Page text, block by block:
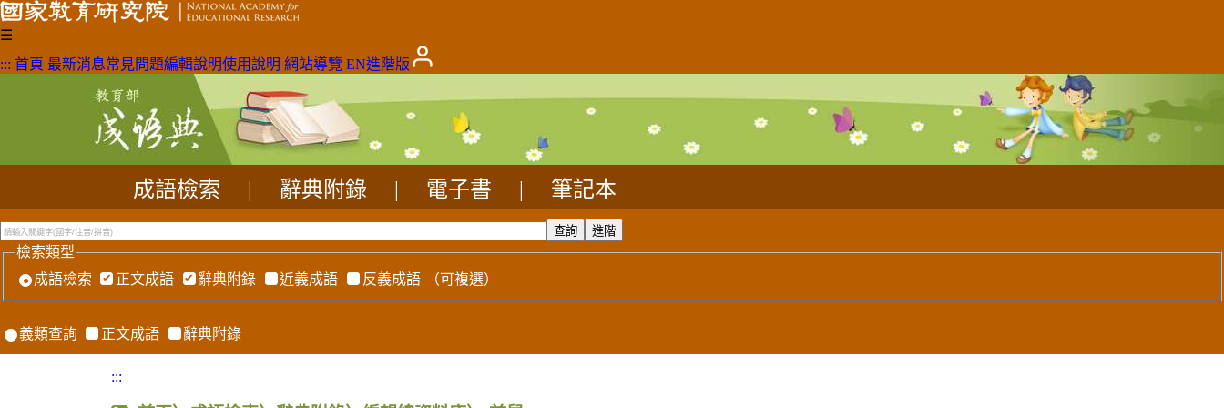
☰
::: 首頁 最新消息常見問題編輯說明使用說明 網站導覽 EN進階版
成語檢索 辭典附錄 電子書 筆記本
檢索類型
成語檢索
正文成語 辭典附錄 近義成語 反義成語 （可複選）
義類查詢 正文成語 辭典附錄
:::